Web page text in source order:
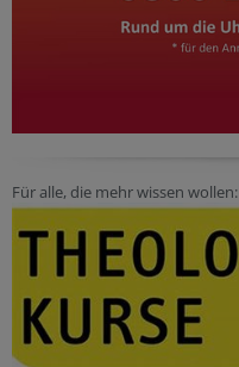
Für alle, die mehr wissen wollen: